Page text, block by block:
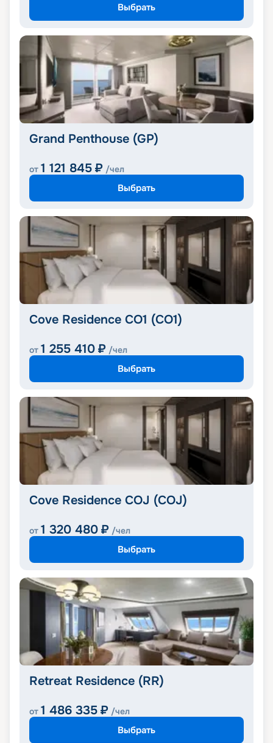
Выбрать
Grand Penthouse (GP)
от 1 121 845 ₽ /чел
Выбрать
Cove Residence CO1 (CO1)
от 1 255 410 ₽ /чел
Выбрать
Cove Residence COJ (COJ)
от 1 320 480 ₽ /чел
Выбрать
Retreat Residence (RR)
от 1 486 335 ₽ /чел
Выбрать